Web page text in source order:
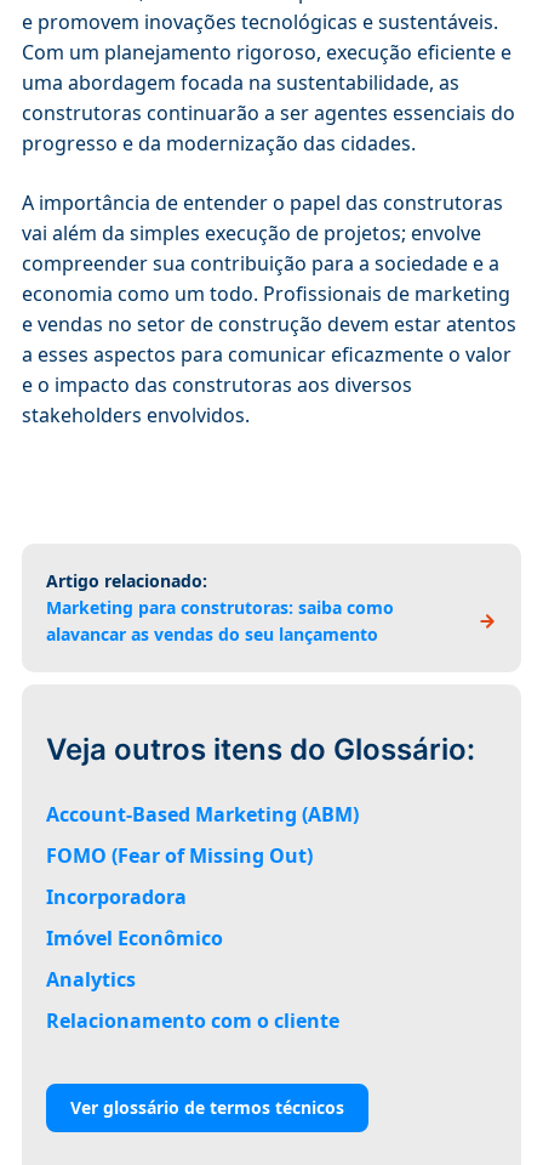
e promovem inovações tecnológicas e sustentáveis.
Com um planejamento rigoroso, execução eficiente e
uma abordagem focada na sustentabilidade, as
construtoras continuarão a ser agentes essenciais do
progresso e da modernização das cidades.
A importância de entender o papel das construtoras
vai além da simples execução de projetos; envolve
compreender sua contribuição para a sociedade e a
economia como um todo. Profissionais de marketing
e vendas no setor de construção devem estar atentos
a esses aspectos para comunicar eficazmente o valor
e o impacto das construtoras aos diversos
stakeholders envolvidos.
Artigo relacionado:
Marketing para construtoras: saiba como
alavancar as vendas do seu lançamento
Veja outros itens do Glossário:
Account-Based Marketing (ABM)
FOMO (Fear of Missing Out)
Incorporadora
Imóvel Econômico
Analytics
Relacionamento com o cliente
Ver glossário de termos técnicos